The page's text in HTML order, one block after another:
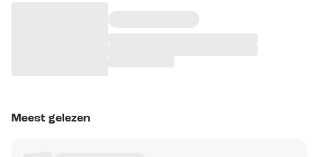
Meest gelezen